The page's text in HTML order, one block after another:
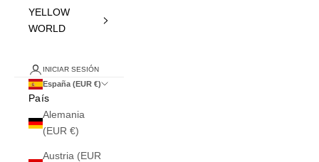
YELLOW
WORLD
INICIAR SESIÓN
España (EUR €)
País
Alemania
(EUR €)
Austria (EUR